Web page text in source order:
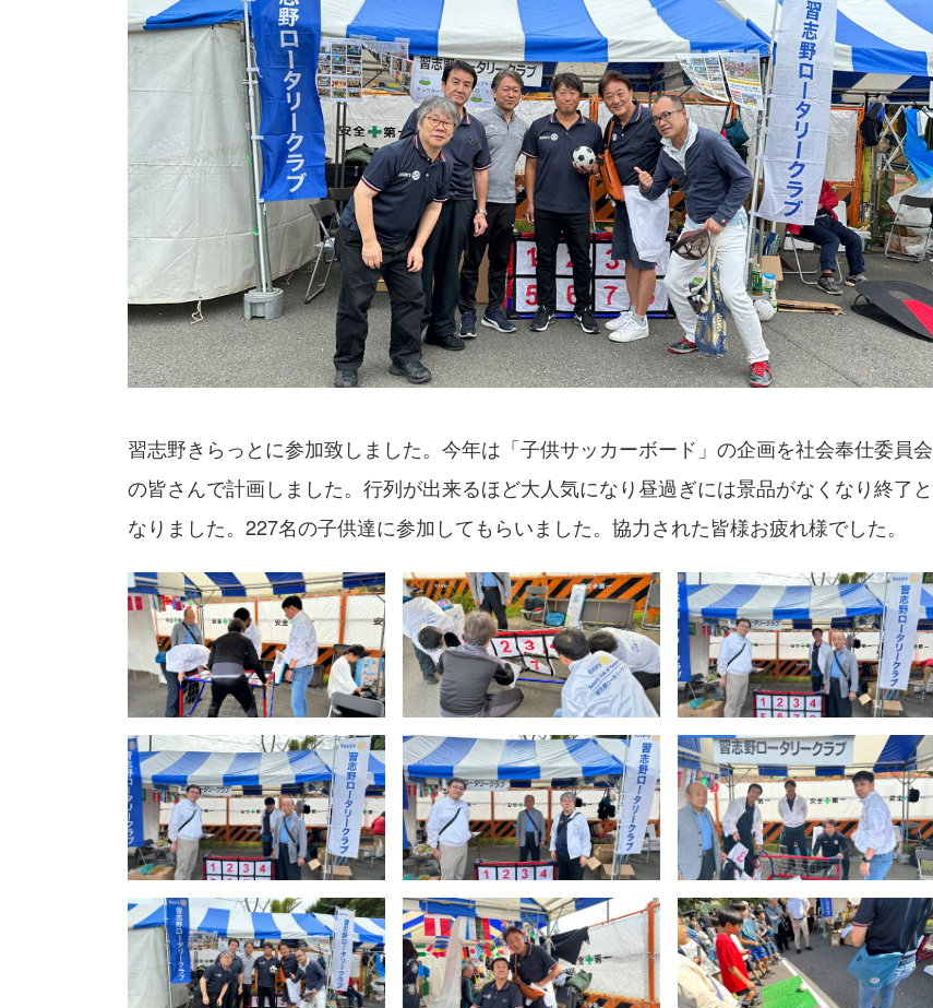
:
習志野きらっとに参加致しました。今年は「子供サッカーボード」の企画を社会奉仕委員会
の皆さんで計画しました。行列が出来るほど大人気になり昼過ぎには景品がなくなり終了と
なりました。227名の子供達に参加してもらいました。協力された皆様お疲れ様でした。